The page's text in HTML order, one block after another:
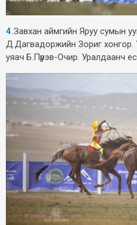
4.Завхан аймгийн Яруу сумын
Д.Дагвадоржийн Зориг
уяач Б.Пүрэв-Очир. Уралдаанч